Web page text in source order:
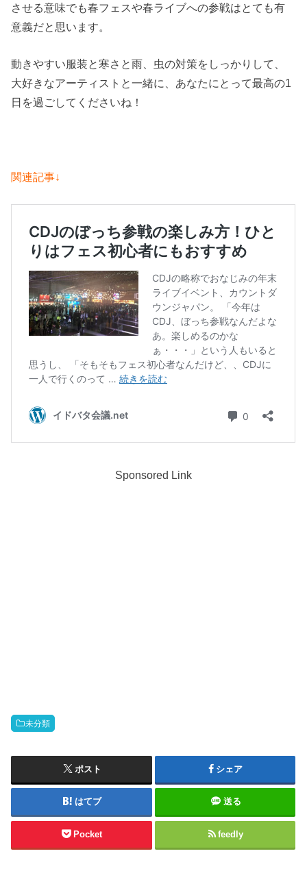
させる意味でも春フェスや春ライブへの参戦はとても有
意義だと思います。
動きやすい服装と寒さと雨、虫の対策をしっかりして、
大好きなアーティストと一緒に、あなたにとって最高の1
日を過ごしてくださいね！
関連記事↓
Sponsored Link
未分類
ポスト シェア
はてブ 送る
Pocket feedly